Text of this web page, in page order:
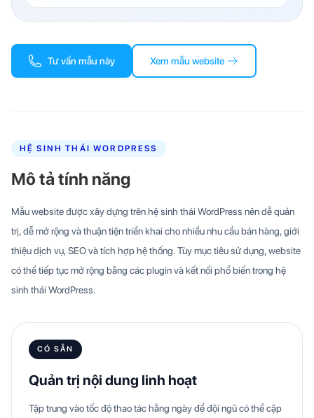
Tư vấn mẫu này Xem mẫu website
HỆ SINH THÁI WORDPRESS
Mô tả tính năng
Mẫu website được xây dựng trên hệ sinh thái WordPress nên dễ quản
trị, dễ mở rộng và thuận tiện triển khai cho nhiều nhu cầu bán hàng, giới
thiệu dịch vụ, SEO và tích hợp hệ thống. Tùy mục tiêu sử dụng, website
có thể tiếp tục mở rộng bằng các plugin và kết nối phổ biến trong hệ
sinh thái WordPress.
CÓ SẴN
Quản trị nội dung linh hoạt
Tập trung vào tốc độ thao tác hằng ngày để đội ngũ có thể cập